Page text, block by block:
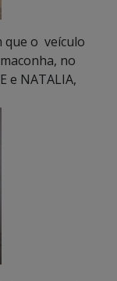
que o veículo
no
e NATALIA,